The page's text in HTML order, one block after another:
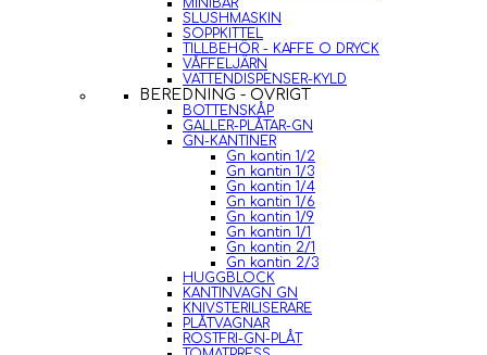
MINIBAR
SLUSHMASKIN
SOPPKITTEL
TILLBEHÖR - KAFFE O DRYCK
VÅFFELJÄRN
VATTENDISPENSER-KYLD
BEREDNING - ÖVRIGT
BOTTENSKÅP
GALLER-PLÅTAR-GN
GN-KANTINER
Gn kantin 1/2
Gn kantin 1/3
Gn kantin 1/4
Gn kantin 1/6
Gn kantin 1/9
Gn kantin 1/1
Gn kantin 2/1
Gn kantin 2/3
HUGGBLOCK
KANTINVAGN GN
KNIVSTERILISERARE
PLÅTVAGNAR
ROSTFRI-GN-PLÅT